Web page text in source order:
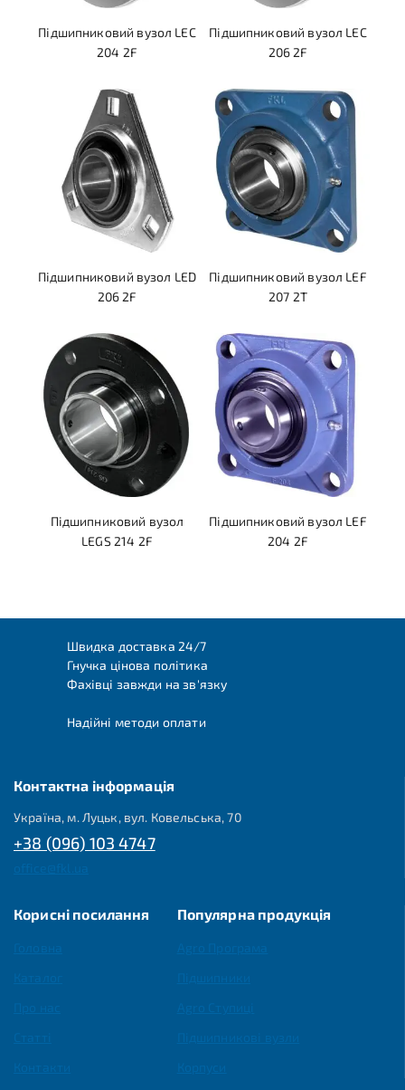
Підшипниковий вузол LEC
204 2F
Підшипниковий вузол LEC
206 2F
Підшипниковий вузол LED
206 2F
Підшипниковий вузол LEF
207 2T
Підшипниковий вузол
LEGS 214 2F
Підшипниковий вузол LEF
204 2F
Швидка доставка 24/7
Гнучка цінова політика
Фахівці завжди на зв'язку
Надійні методи оплати
Контактна інформація
Україна, м. Луцьк, вул. Ковельська, 70
+38 (096) 103 4747
Корисні посилання Популярна продукція